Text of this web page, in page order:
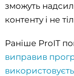
зможуть
контенту і не
Раніше ProIT
виправив